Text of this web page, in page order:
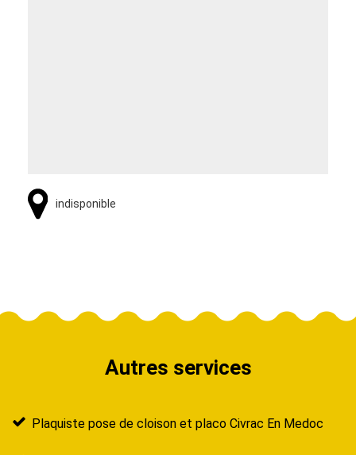
indisponible
Autres services
Plaquiste pose de cloison et placo Civrac En Medoc